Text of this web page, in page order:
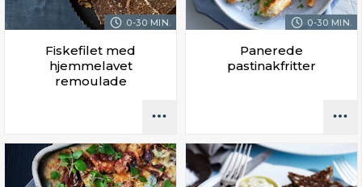
0-30 MIN.
Fiskefilet med
hjemmelavet
remoulade
0-30 MIN.
Panerede
pastinakfritter